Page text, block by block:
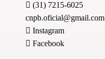
(31) 7215-6025
cnpb.oficial@gmail.com
Instagram
Facebook